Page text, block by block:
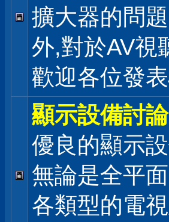
擴大器的問
外,對於AV視
歡迎各位發
顯示設備討
優良的顯示
無論是全平
各類型的電